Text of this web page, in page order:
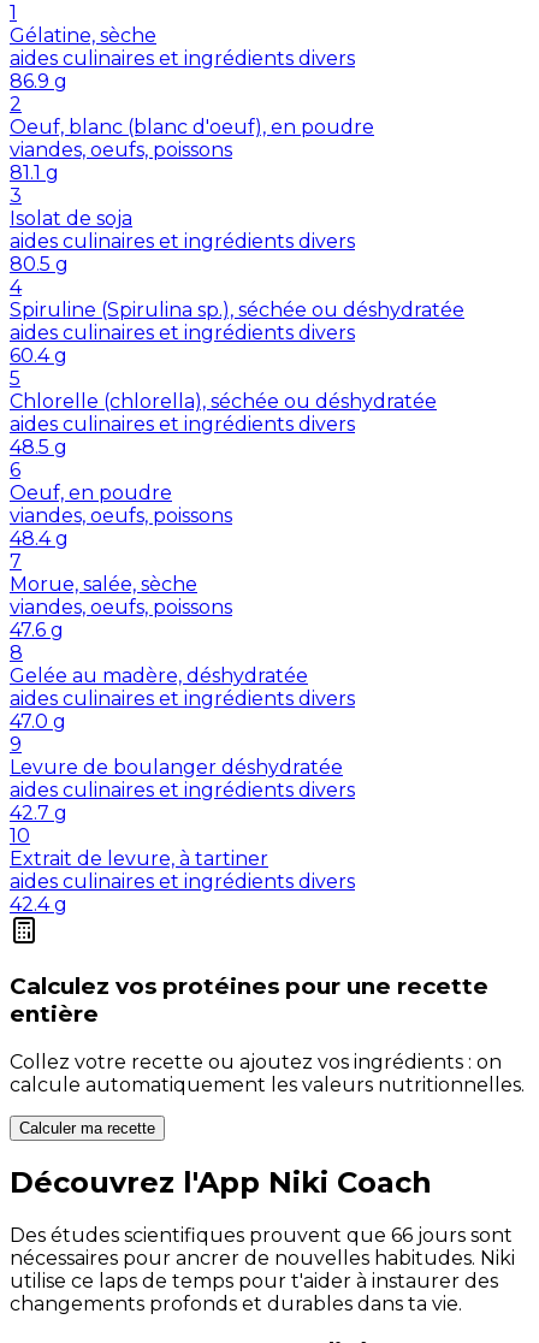
1
Gélatine, sèche
aides culinaires et ingrédients divers
86.9 g
2
Oeuf, blanc (blanc d'oeuf), en poudre
viandes, oeufs, poissons
81.1 g
3
Isolat de soja
aides culinaires et ingrédients divers
80.5 g
4
Spiruline (Spirulina sp.), séchée ou déshydratée
aides culinaires et ingrédients divers
60.4 g
5
Chlorelle (chlorella), séchée ou déshydratée
aides culinaires et ingrédients divers
48.5 g
6
Oeuf, en poudre
viandes, oeufs, poissons
48.4 g
7
Morue, salée, sèche
viandes, oeufs, poissons
47.6 g
8
Gelée au madère, déshydratée
aides culinaires et ingrédients divers
47.0 g
9
Levure de boulanger déshydratée
aides culinaires et ingrédients divers
42.7 g
10
Extrait de levure, à tartiner
aides culinaires et ingrédients divers
42.4 g
Calculez vos protéines pour une recette
entière
Collez votre recette ou ajoutez vos ingrédients : on
calcule automatiquement les valeurs nutritionnelles.
Calculer ma recette
Découvrez l'App Niki Coach
Des études scientifiques prouvent que 66 jours sont
nécessaires pour ancrer de nouvelles habitudes. Niki
utilise ce laps de temps pour t'aider à instaurer des
changements profonds et durables dans ta vie.